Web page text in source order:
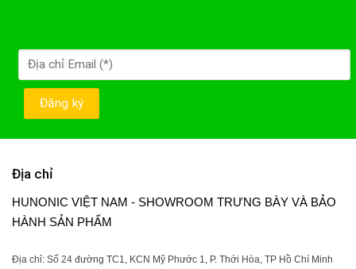
Địa chỉ
HUNONIC VIỆT NAM - SHOWROOM TRƯNG BÀY VÀ BẢO
HÀNH SẢN PHẨM
Địa chỉ: Số 24 đường TC1, KCN Mỹ Phước 1, P. Thới Hòa, TP Hồ Chí Minh